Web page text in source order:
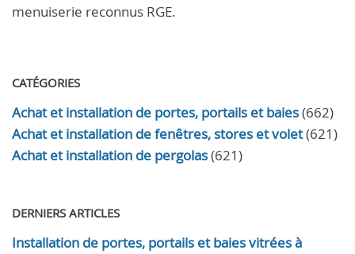
menuiserie reconnus RGE.
CATÉGORIES
Achat et installation de portes, portails et baies(662)
Achat et installation de fenêtres, stores et volet(621)
Achat et installation de pergolas(621)
DERNIERS ARTICLES
Installation de portes, portails et baies vitrées à